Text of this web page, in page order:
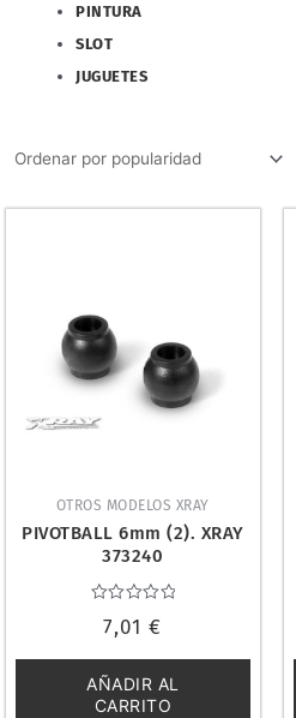
PINTURA
SLOT
JUGUETES
OTROS MODELOS XRAY
PIVOTBALL 6mm (2). XRAY
373240
con
de
5
7,01€
AÑADIR AL
CARRITO